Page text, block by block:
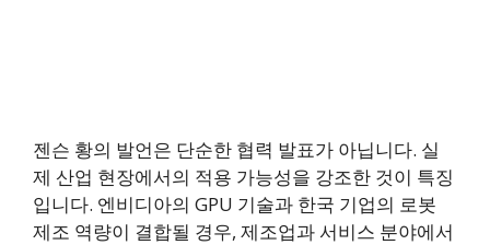
젠슨 황의 발언은 단순한 협력 발표가 아닙니다. 실
제 산업 현장에서의 적용 가능성을 강조한 것이 특징
입니다. 엔비디아의 GPU 기술과 한국 기업의 로봇
제조 역량이 결합될 경우, 제조업과 서비스 분야에서